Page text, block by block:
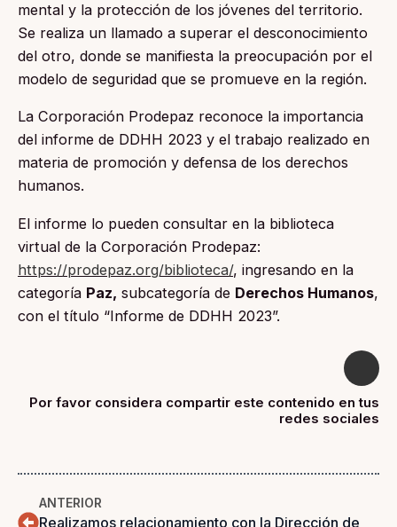
mental y la protección de los jóvenes del territorio.
Se realiza un llamado a superar el desconocimiento
del otro, donde se manifiesta la preocupación por el
modelo de seguridad que se promueve en la región.
La Corporación Prodepaz reconoce la importancia
del informe de DDHH 2023 y el trabajo realizado en
materia de promoción y defensa de los derechos
humanos.
El informe lo pueden consultar en la biblioteca
virtual de la Corporación Prodepaz:
https://prodepaz.org/biblioteca/, ingresando en la
categoría Paz, subcategoría de Derechos Humanos,
con el título “Informe de DDHH 2023”.
Por favor considera compartir este contenido en tus
redes sociales
ANTERIOR
Realizamos relacionamiento con la Dirección de